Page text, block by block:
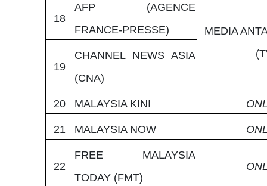
18
AFP (AGENCE
FRANCE-PRESSE)
MEDIA
19
CHANNEL NEWS ASIA
(CNA)
20 MALAYSIA KINI
21 MALAYSIA NOW
22
FREE MALAYSIA
TODAY (FMT)